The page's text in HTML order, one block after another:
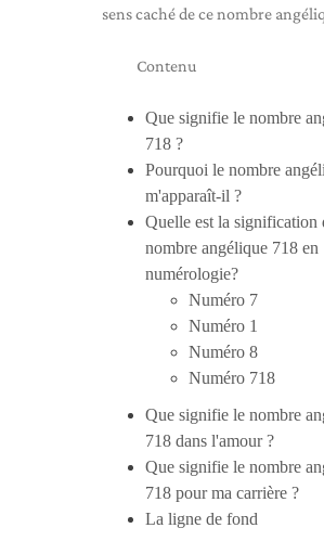
sens caché de ce nombre
Contenu
Que signifie le nombre
718 ?
Pourquoi le nombre
m'apparaît-il ?
Quelle est la signification
nombre angélique 718 en
numérologie?
Numéro 7
Numéro 1
Numéro 8
Numéro 718
Que signifie le nombre
718 dans l'amour ?
Que signifie le nombre
718 pour ma carrière ?
La ligne de fond